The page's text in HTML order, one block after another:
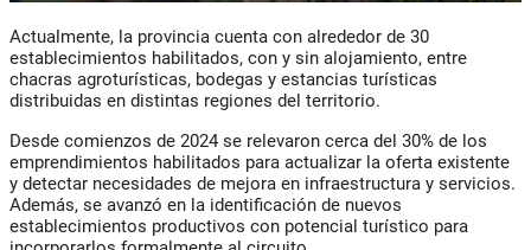
Actualmente, la provincia cuenta con alrededor de 30
establecimientos habilitados, con y sin alojamiento, entre
chacras agroturísticas, bodegas y estancias turísticas
distribuidas en distintas regiones del territorio.
Desde comienzos de 2024 se relevaron cerca del 30% de los
emprendimientos habilitados para actualizar la oferta existente
y detectar necesidades de mejora en infraestructura y servicios.
Además, se avanzó en la identificación de nuevos
establecimientos productivos con potencial turístico para